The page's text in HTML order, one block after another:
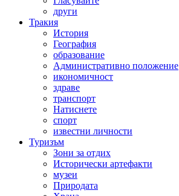
други
Тракия
История
География
образование
Административно положение
икономичност
здраве
транспорт
Натиснете
спорт
известни личности
Туризъм
Зони за отдих
Исторически артефакти
музеи
Природата